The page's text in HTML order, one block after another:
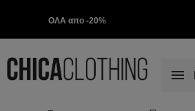
ΟΛΑ απο -20%